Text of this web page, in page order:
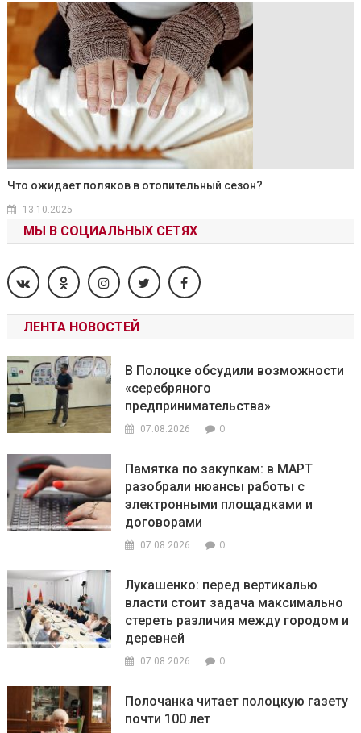
Что ожидает поляков в отопительный сезон?
13.10.2025
МЫ В СОЦИАЛЬНЫХ СЕТЯХ
ЛЕНТА НОВОСТЕЙ
В Полоцке обсудили возможности
«серебряного
предпринимательства»
07.08.2026 0
Памятка по закупкам: в МАРТ
разобрали нюансы работы с
электронными площадками и
договорами
07.08.2026 0
Лукашенко: перед вертикалью
власти стоит задача максимально
стереть различия между городом и
деревней
07.08.2026 0
Полочанка читает полоцкую газету
почти 100 лет